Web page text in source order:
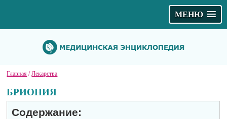
МЕНЮ
Главная /Лекарства
БРИОНИЯ
Содержание: